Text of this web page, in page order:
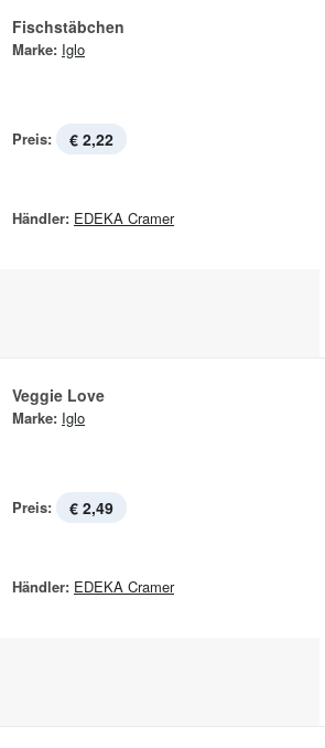
Fischstäbchen
Marke: Iglo
Preis: € 2,22
Händler: EDEKA Cramer
Veggie Love
Marke: Iglo
Preis: € 2,49
Händler: EDEKA Cramer